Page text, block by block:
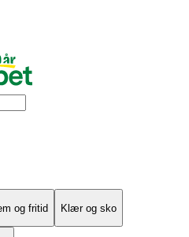
og fritid Klær og sko